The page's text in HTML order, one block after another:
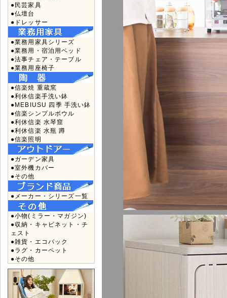
●民芸家具
●仏壇台
●ドレッサー
●業務用家具シリーズ
●業務用・宿泊用ベッド
●法事チェア・テーブル
●業務用座椅子
●信楽焼 重蔵窯
●利休信楽手洗い鉢
●MEBIUSU 四季 手洗い鉢
●信楽シンプルボウル
●利休信楽 水琴窟
●利休信楽 水瓶 蹲
●信楽照明
●ガーデン家具
●室外機カバー
●その他
●メーカー・シリーズ一覧
●小物(ミラー・マガジン)
●収納・キャビネット・チ
ェスト
●雑貨・エコバック
●ラグ・カーペット
●その他